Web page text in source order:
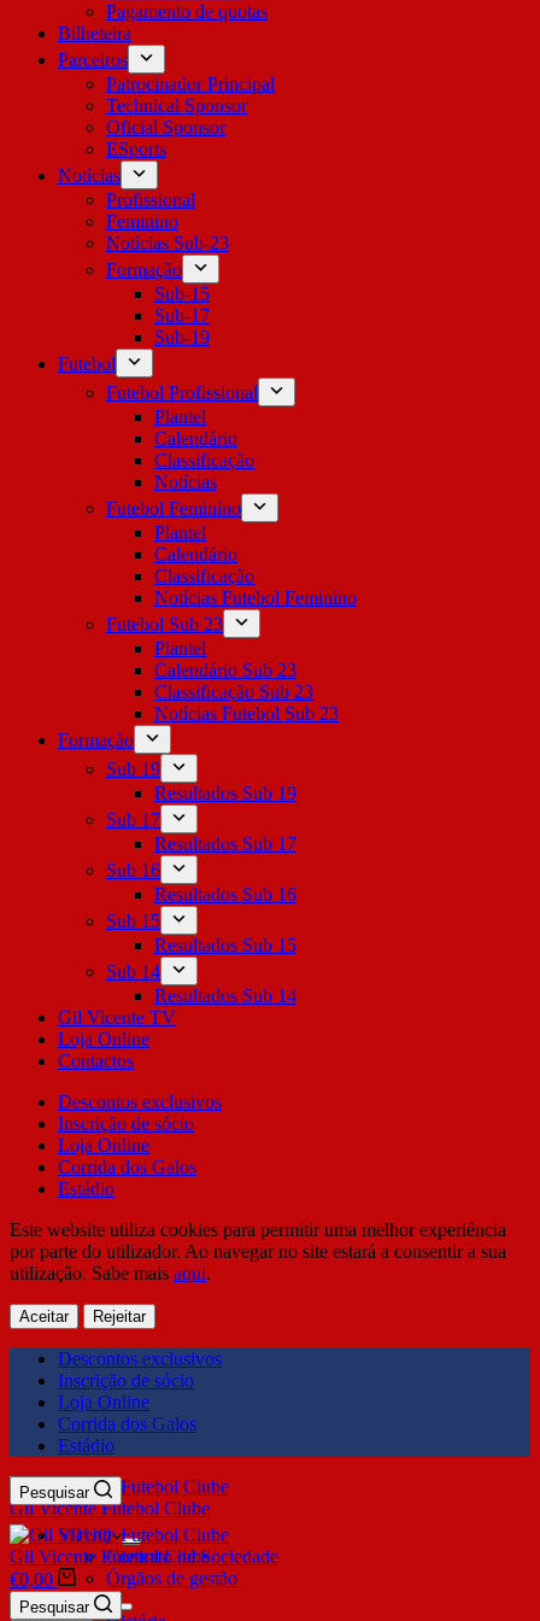
Pagamento de quotas
Bilheteira
Parceiros
Patrocinador Principal
Technical Sponsor
Oficial Sponsor
ESports
Notícias
Profissional
Feminino
Notícias Sub-23
Formação
Sub-15
Sub-17
Sub-19
Futebol
Futebol Profissional
Plantel
Calendário
Classificação
Notícias
Futebol Feminino
Plantel
Calendário
Classificação
Notícias Futebol Feminino
Futebol Sub 23
Plantel
Calendário Sub 23
Classificação Sub 23
Notícias Futebol Sub 23
Formação
Sub 19
Resultados Sub 19
Sub 17
Resultados Sub 17
Sub 16
Resultados Sub 16
Sub 15
Resultados Sub 15
Sub 14
Resultados Sub 14
Gil Vicente TV
Loja Online
Contactos
Descontos exclusivos
Inscrição de sócio
Loja Online
Corrida dos Galos
Estádio
Este website utiliza cookies para permitir uma melhor experiência
por parte do utilizador. Ao navegar no site estará a consentir a sua
utilização. Sabe mais aqui.
Aceitar Rejeitar
Descontos exclusivos
Inscrição de sócio
Loja Online
Corrida dos Galos
Estádio
Gil Vicente Futebol Clube
Pesquisar
SDUQ
Contrato de Sociedade
Órgãos de gestão
Clube
Gil Vicente Futebol Clube
€0,00
Pesquisar